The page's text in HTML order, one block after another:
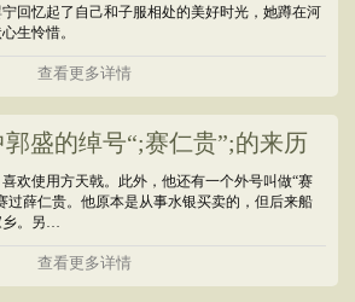
回忆起了自己和子服相处的美好时光，她蹲在河
生怜惜。
查看更多详情
郭盛的绰号“;赛仁贵”;的来历
欢使用方天戟。此外，他还有一个外号叫做“赛
过薛仁贵。他原本是从事水银买卖的，但后来船
乡。另…
查看更多详情